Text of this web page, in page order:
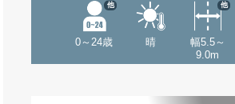
0～24歳
他
晴
幅5.5～
9.0m
他